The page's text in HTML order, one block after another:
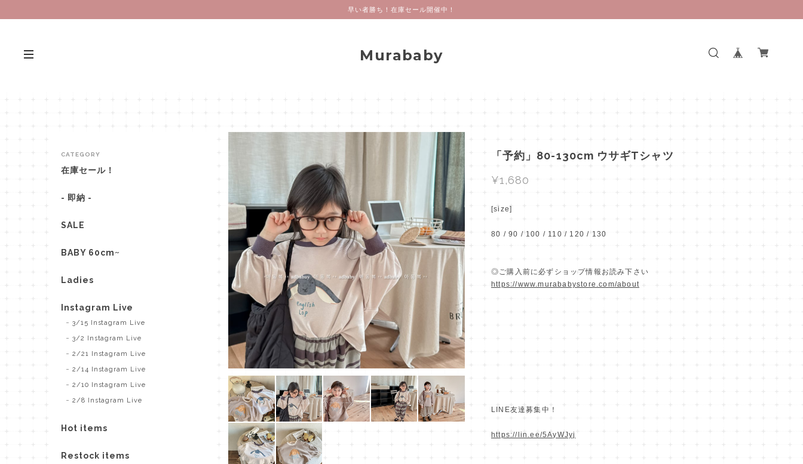
早い者勝ち！在庫セール開催中！
Murababy
「予約」80-130cm ウサギTシャツ
¥1,680
[size]
80 / 90 / 100 / 110 / 120 / 130
◎ご購入前に必ずショップ情報お読み下さい
https://www.murababystore.com/about
LINE友達募集中！
https://lin.ee/5AyWJyj
CATEGORY
在庫セール！
- 即納 -
SALE
BABY 60cm~
Ladies
Instagram Live
3/15 Instagram Live
3/2 Instagram Live
2/21 Instagram Live
2/14 Instagram Live
2/10 Instagram Live
2/8 Instagram Live
Hot items
Restock items